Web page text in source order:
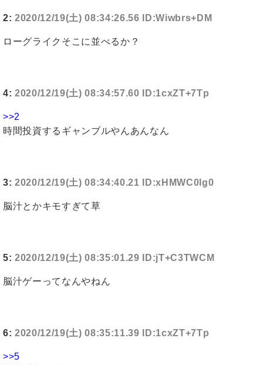
2: 2020/12/19(土) 08:34:26.56 ID:Wiwbrs+DM
ローグライクそこに並べるか？
4: 2020/12/19(土) 08:34:57.60 ID:1cxZT+7Tp
>>2
時間投資するギャンブルやんあんなん
3: 2020/12/19(土) 08:34:40.21 ID:xHMWC0lg0
脳汁とかキモすぎて草
5: 2020/12/19(土) 08:35:01.29 ID:jT+C3TWCM
脳汁ゲーってなんやねん
6: 2020/12/19(土) 08:35:11.39 ID:1cxZT+7Tp
>>5